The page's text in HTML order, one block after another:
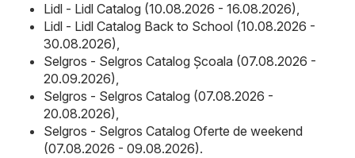
Lidl - Lidl Catalog (10.08.2026 - 16.08.2026),
Lidl - Lidl Catalog Back to School (10.08.2026 -
30.08.2026),
Selgros - Selgros Catalog Şcoala (07.08.2026 -
20.09.2026),
Selgros - Selgros Catalog (07.08.2026 -
20.08.2026),
Selgros - Selgros Catalog Oferte de weekend
(07.08.2026 - 09.08.2026).